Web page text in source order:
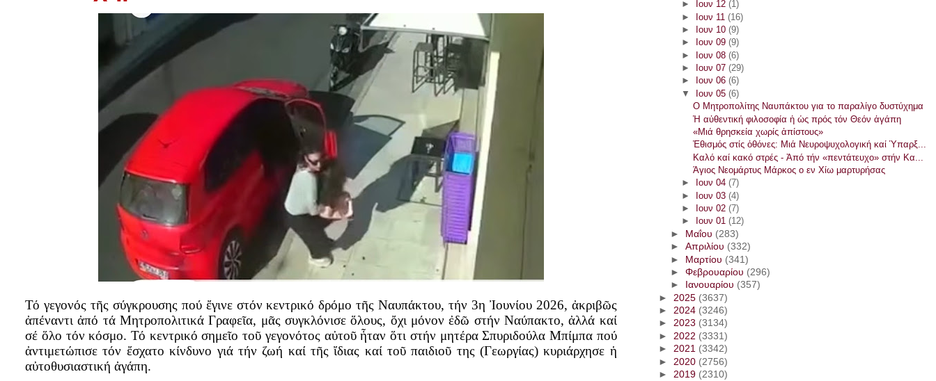
Τό γεγονός τῆς σύγκρουσης πού ἔγινε στόν κεντρικό δρόμο τῆς Ναυπάκτου, τήν 3η Ἰουνίου 2026, ἀκριβῶς
ἀπέναντι ἀπό τά Μητροπολιτικά Γραφεῖα, μᾶς συγκλόνισε ὅλους, ὄχι μόνον ἐδῶ στήν Ναύπακτο, ἀλλά καί
σέ ὅλο τόν κόσμο.Τό κεντρικό σημεῖο τοῦ γεγονότος αὐτοῦ ἦταν ὅτι στήν μητέρα Σπυριδούλα Μπίμπα πού
ἀντιμετώπισε τόν ἔσχατο κίνδυνο γιά τήν ζωή καί τῆς ἴδιας καί τοῦ παιδιοῦ της (Γεωργίας) κυριάρχησε ἡ
αὐτοθυσιαστική ἀγάπη.
►
Ιουν 12 (1)
► Ιουν 11 (16)
►
Ιουν 10 (9)
►
Ιουν 09 (9)
►
Ιουν 08 (6)
►
Ιουν 07 (29)
►
Ιουν 06 (6)
▼
Ιουν 05 (6)
Ο Μητροπολίτης Ναυπάκτου για το παραλίγο δυστύχημα
Ἡ αὐθεντική φιλοσοφία ἡ ὡς πρός τόν Θεόν ἀγάπη
«Μιά θρησκεία χωρίς ἀπίστους»
Ἐθισμός στίς ὀθόνες: Μιά Νευροψυχολογική καί Ὑπαρξ...
Καλό καί κακό στρές - Ἀπό τήν «πεντάτευχο» στήν Κα...
Άγιος Νεομάρτυς Μάρκος ο εν Χίω μαρτυρήσας
►
Ιουν 04 (7)
► Ιουν 03 (4)
►
Ιουν 02 (7)
►
Ιουν 01 (12)
►
Μαΐου (283)
► Απριλίου (332)
► Μαρτίου (341)
► Φεβρουαρίου (296)
►
Ιανουαρίου (357)
► 2025 (3637)
►2024 (3246)
►2023 (3134)
► 2022 (3331)
►2021 (3342)
► 2020 (2756)
►2019 (2310)